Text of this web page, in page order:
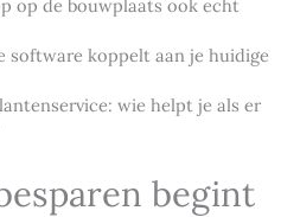
op de bouwplaats ook echt
software koppelt aan je huidige
wie helpt je als er
begint